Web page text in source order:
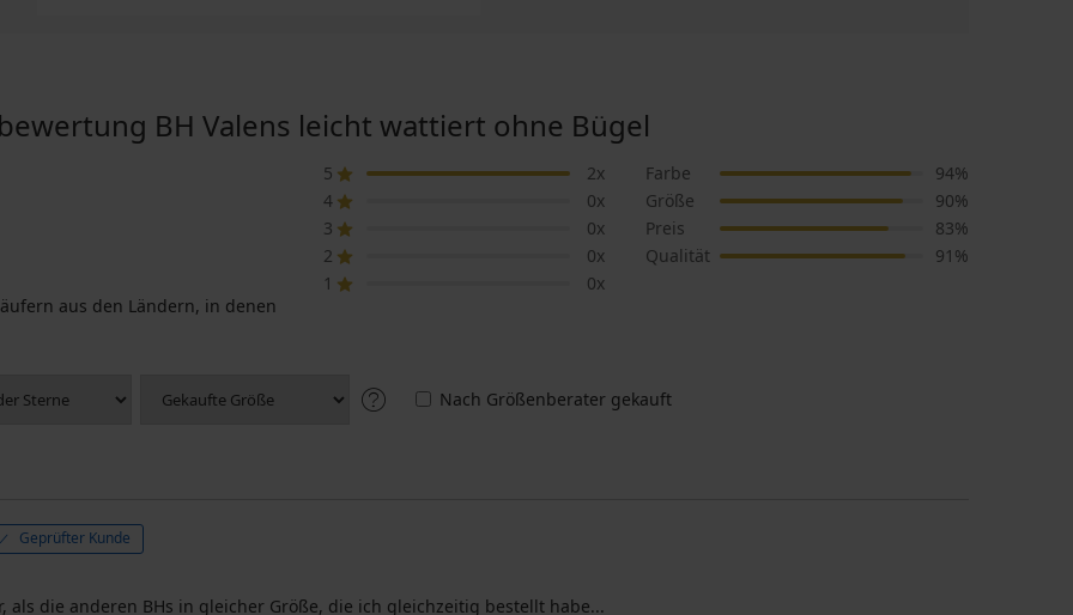
BH Valens leicht wattiert ohne Bügel
aus den Ländern, in denen
5
2x
4
0x
3
0x
2
0x
1
0x
Farbe
94%
Größe
90%
Preis
83%
Qualität
91%
Nach Größenberater gekauft
Geprüfter Kunde
die anderen BHs in gleicher Größe, die ich gleichzeitig bestellt habe...